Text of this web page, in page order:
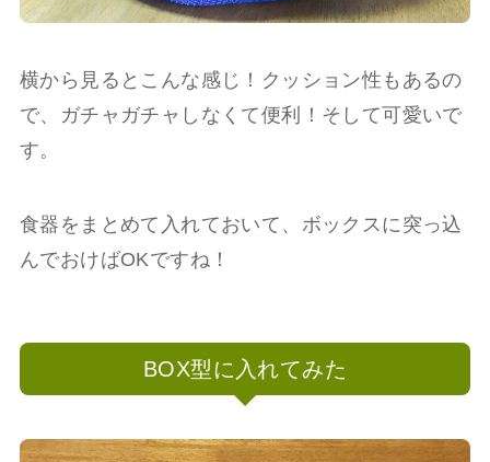
横から見るとこんな感じ！クッション性もあるの
で、ガチャガチャしなくて便利！そして可愛いで
す。
食器をまとめて入れておいて、ボックスに突っ込
んでおけばOKですね！
BOX型に入れてみた